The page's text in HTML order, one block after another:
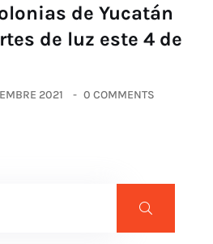
de Yucatán
de luz este 4 de
2021 0 COMMENTS